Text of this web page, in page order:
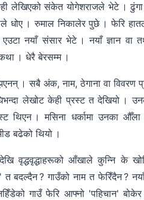
लेखिएको संकेत योगेशराजले भेटे ।
धोए । रुमाल निकालेर पुछे । फेरि
एउटा नयाँ संसार भेटे । नयाँ ज्ञान
। धेरै बेरसम्म ।
। सबै अंक, नाम, ठेगाना वा
लेखोट केही प्रस्ट त देखियो ।
थिएन । मसिना धर्कामा उनका
बढेको थियो ।
वृद्धवृद्धाहरूको आँखाले कुन्नि के
त बदल्दैन ? गाउँको नाम त फेरिँदैन ?
गाउँ फेरि आफ्नो 'पहिचान'